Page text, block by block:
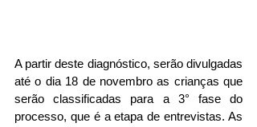
A partir deste diagnóstico, serão divulgadas
até o dia 18 de novembro as crianças que
serão classificadas para a 3° fase do
processo, que é a etapa de entrevistas. As